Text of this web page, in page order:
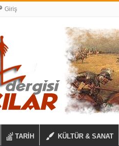
Giriş
TARİH KÜLTÜR & SANAT